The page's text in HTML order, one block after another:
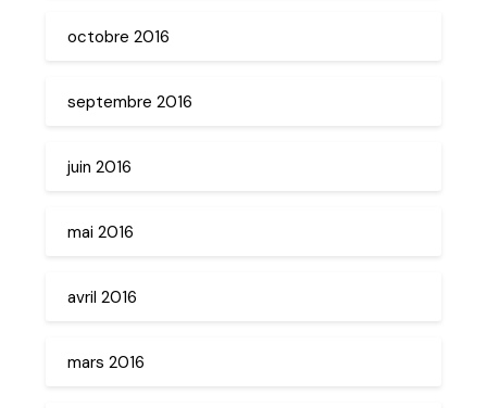
octobre 2016
septembre 2016
juin 2016
mai 2016
avril 2016
mars 2016